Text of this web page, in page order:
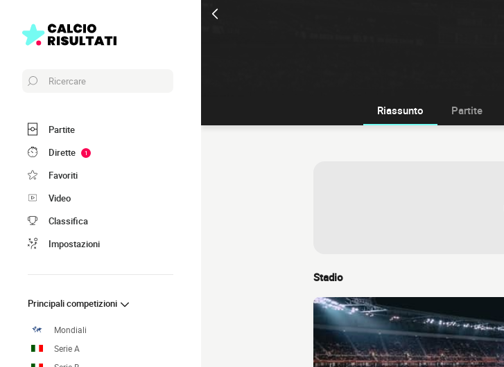
Ricercare
Partite
Dirette
1
Favoriti
Video
Classifica
Impostazioni
Principali competizioni
Mondiali
Serie A
Riassunto Partite
Stadio